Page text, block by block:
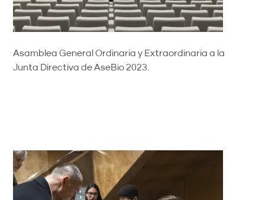
Asamblea General Ordinaria y Extraordinaria a la
Junta Directiva de AseBio 2023.